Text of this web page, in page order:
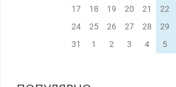
17
18 19 20 21 22
24
25 26 27 28 29
31
1 2 3 4 5